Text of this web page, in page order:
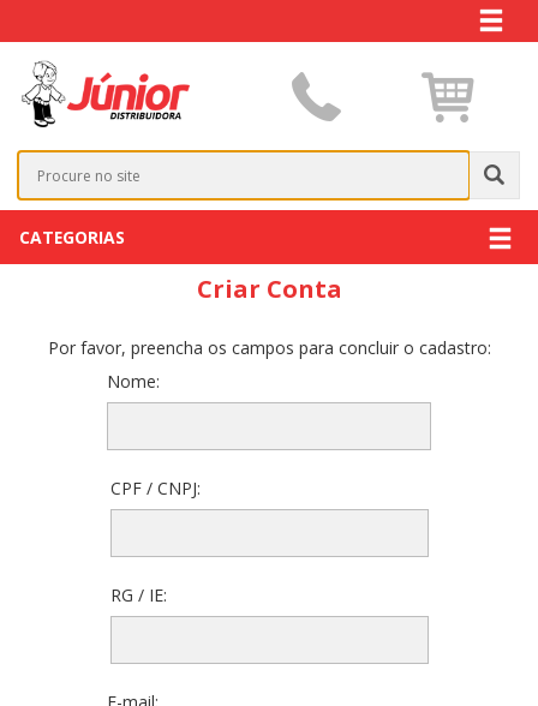
CATEGORIAS
Criar Conta
Por favor, preencha os campos para concluir o cadastro:
Nome:
CPF / CNPJ:
RG / IE: